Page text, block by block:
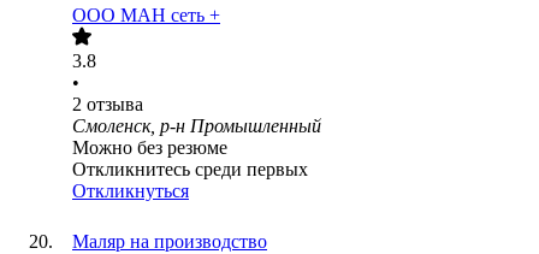
ООО МАН сеть +
3.8
•
2 отзыва
Смоленск, р-н Промышленный
Можно без резюме
Откликнитесь среди первых
Откликнуться
Маляр на производство